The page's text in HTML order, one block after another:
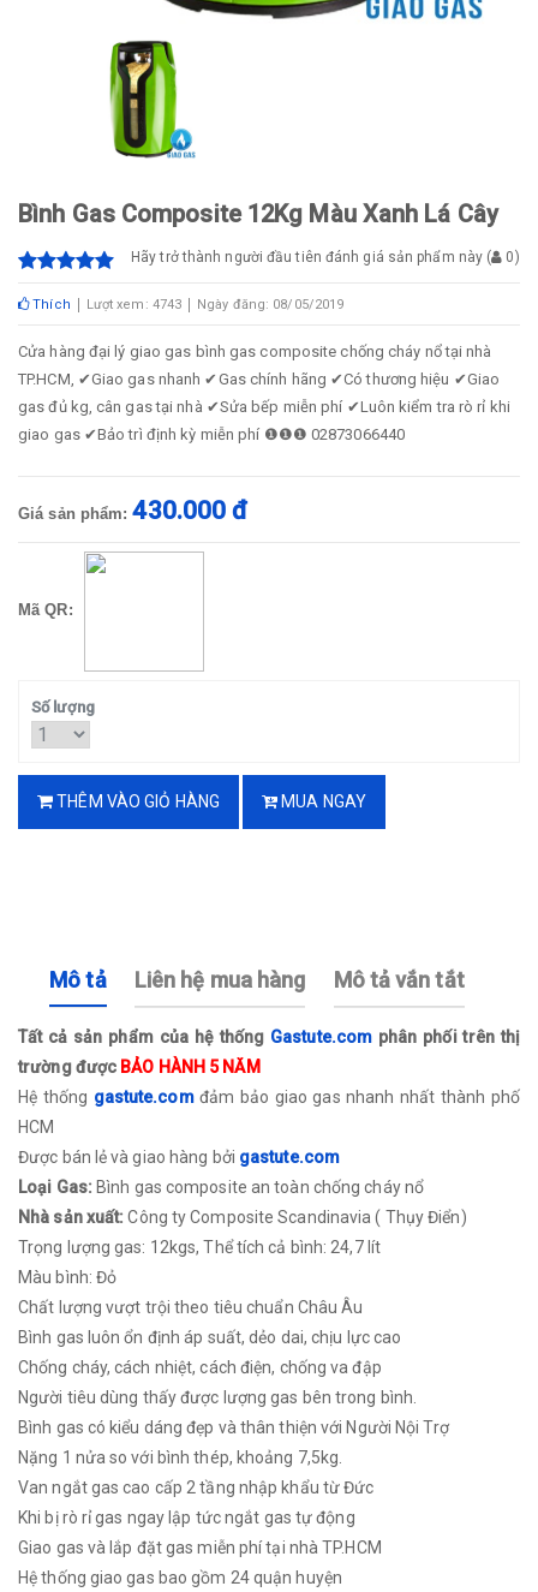
Bình Gas Composite 12Kg Màu Xanh Lá Cây
Hãy trở thành người đầu tiên đánh giá sản phẩm này ( 0)
Thích Lượt xem: 4743 Ngày đăng: 08/05/2019
Cửa hàng đại lý giao gas bình gas composite chống cháy nổ tại nhà
TP.HCM, ✔Giao gas nhanh ✔Gas chính hãng ✔Có thương hiệu ✔Giao
gas đủ kg, cân gas tại nhà ✔Sửa bếp miễn phí ✔Luôn kiểm tra rò rỉ khi
giao gas ✔Bảo trì định kỳ miễn phí ❶❶❶ 02873066440
Giá sản phẩm:430.000 đ
Mã QR:
Số lượng
THÊM VÀO GIỎ HÀNG MUA NGAY
Mô tả Liên hệ mua hàng Mô tả vắn tắt
Tất cả sản phẩm của hệ thống Gastute.com phân phối trên thị
trường được BẢO HÀNH 5 NĂM
Hệ thống gastute.comđảm bảo giao gas nhanh nhất thành phố
HCM
Được bán lẻ và giao hàng bởi gastute.com
Loại Gas: Bình gas composite an toàn chống cháy nổ
Nhà sản xuất: Công ty Composite Scandinavia ( Thụy Điển)
Trọng lượng gas: 12kgs, Thể tích cả bình: 24,7 lít
Màu bình: Đỏ
Chất lượng vượt trội theo tiêu chuẩn Châu Âu
Bình gas luôn ổn định áp suất, dẻo dai, chịu lực cao
Chống cháy, cách nhiệt, cách điện, chống va đập
Người tiêu dùng thấy được lượng gas bên trong bình.
Bình gas có kiểu dáng đẹp và thân thiện với Người Nội Trợ
Nặng 1 nửa so với bình thép, khoảng 7,5kg.
Van ngắt gas cao cấp 2 tầng nhập khẩu từ Đức
Khi bị rò rỉ gas ngay lập tức ngắt gas tự động
Giao gas và lắp đặt gas miễn phí tại nhà TP.HCM
Hệ thống giao gas bao gồm 24 quận huyện